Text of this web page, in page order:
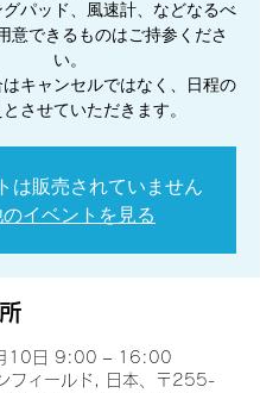
パッド、風速計、などなるべ
意できるものはご持参くださ
い。
キャンセルではなく、日程の
させていただきます。
は販売されていません
イベントを見る
10日 9:00 – 16:00
フィールド, 日本、〒255-